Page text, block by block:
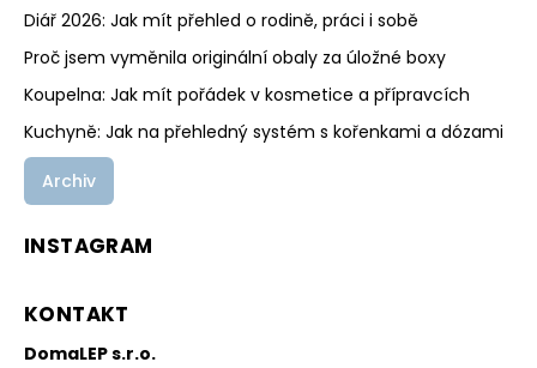
Diář 2026: Jak mít přehled o rodině, práci i sobě
Proč jsem vyměnila originální obaly za úložné boxy
Koupelna: Jak mít pořádek v kosmetice a přípravcích
Kuchyně: Jak na přehledný systém s kořenkami a dózami
Archiv
INSTAGRAM
KONTAKT
DomaLEP s.r.o.